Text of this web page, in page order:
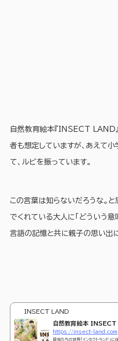
自然教育絵本『INSECT LAND
者も想定していますが、あえて
て、ルビを振っています。
この言葉は知らないだろうな。と
でくれている大人に「どういう意
言語の記憶と共に親子の思い出
INSECT LAND
自然教育絵本 INSECT
https://insect-land.com
昆虫たちの世界「インセクトランド」